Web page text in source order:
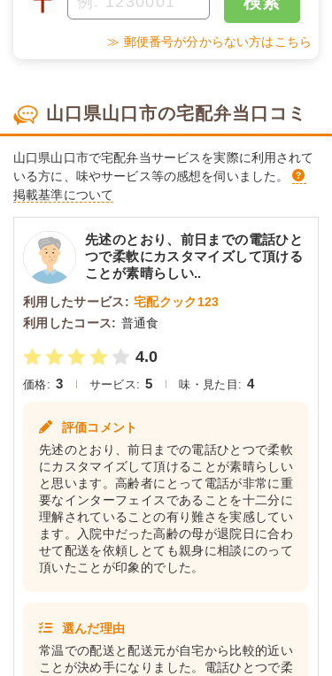
≫ 郵便番号が分からない方はこちら
山口県山口市の宅配弁当口コミ
山口県山口市で宅配弁当サービスを実際に利用されて
いる方に、味やサービス等の感想を伺いました。
掲載基準について
先述のとおり、前日までの電話ひと
つで柔軟にカスタマイズして頂ける
ことが素晴らしい..
利用したサービス: 宅配クック123
利用したコース: 普通食
4.0
価格: 3 サービス: 5 味・見た目: 4
評価コメント
先述のとおり、前日までの電話ひとつで柔軟
にカスタマイズして頂けることが素晴らしい
と思います。高齢者にとって電話が非常に重
要なインターフェイスであることを十二分に
理解されていることの有り難さを実感してい
ます。入院中だった高齢の母が退院日に合わ
せて配送を依頼しとても親身に相談にのって
頂いたことが印象的でした。
選んだ理由
常温での配送と配送元が自宅から比較的近い
ことが決め手になりました。電話ひとつで柔